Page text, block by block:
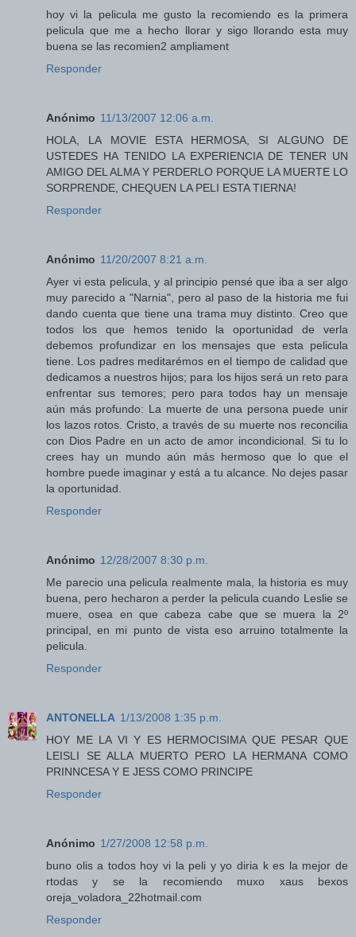
hoy vi la pelicula me gusto la recomiendo es la primera
pelicula que me a hecho llorar y sigo llorando esta muy
buena se las recomien2 ampliament
Responder
Anónimo 11/13/2007 12:06 a.m.
HOLA, LA MOVIE ESTA HERMOSA, SI ALGUNO DE
USTEDES HA TENIDO LA EXPERIENCIA DE TENER UN
AMIGO DEL ALMA Y PERDERLO PORQUE LA MUERTE LO
SORPRENDE, CHEQUEN LA PELI ESTA TIERNA!
Responder
Anónimo 11/20/2007 8:21 a.m.
Ayer vi esta pelicula, y al principio pensé que iba a ser algo
muy parecido a "Narnia", pero al paso de la historia me fui
dando cuenta que tiene una trama muy distinto. Creo que
todos los que hemos tenido la oportunidad de verla
debemos profundizar en los mensajes que esta pelicula
tiene. Los padres meditarémos en el tiempo de calidad que
dedicamos a nuestros hijos; para los hijos será un reto para
enfrentar sus temores; pero para todos hay un mensaje
aún más profundo: La muerte de una persona puede unir
los lazos rotos. Cristo, a través de su muerte nos reconcilia
con Dios Padre en un acto de amor incondicional. Si tu lo
crees hay un mundo aún más hermoso que lo que el
hombre puede imaginar y está a tu alcance. No dejes pasar
la oportunidad.
Responder
Anónimo 12/28/2007 8:30 p.m.
Me parecio una pelicula realmente mala, la historia es muy
buena, pero hecharon a perder la pelicula cuando Leslie se
muere, osea en que cabeza cabe que se muera la 2º
principal, en mi punto de vista eso arruino totalmente la
pelicula.
Responder
ANTONELLA 1/13/2008 1:35 p.m.
HOY ME LA VI Y ES HERMOCISIMA QUE PESAR QUE
LEISLI SE ALLA MUERTO PERO LA HERMANA COMO
PRINNCESA Y E JESS COMO PRINCIPE
Responder
Anónimo 1/27/2008 12:58 p.m.
buno olis a todos hoy vi la peli y yo diria k es la mejor de
rtodas y se la recomiendo muxo xaus bexos
oreja_voladora_22hotmail.com
Responder